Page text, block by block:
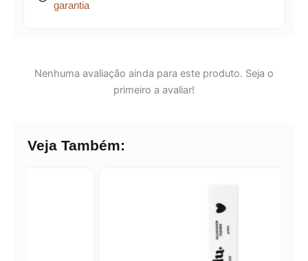
garantia
Nenhuma avaliação ainda para este produto. Seja o
primeiro a avaliar!
Veja Também: